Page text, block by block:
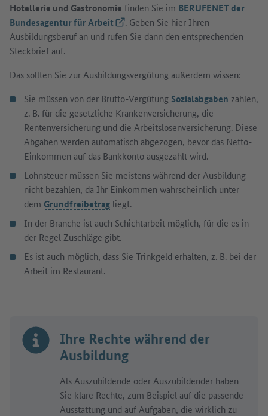
Hotellerie und Gastronomie finden Sie im BERUFENET der
Bundesagentur für Arbeit(Externer Link)
. Geben Sie hier Ihren
Ausbildungsberuf an und rufen Sie dann den entsprechenden
Steckbrief auf.
Das sollten Sie zur Ausbildungsvergütung außerdem wissen:
Sie müssen von der Brutto-Vergütung Sozialabgaben zahlen,
z. B. für die gesetzliche Krankenversicherung, die
Rentenversicherung und die Arbeitslosenversicherung. Diese
Abgaben werden automatisch abgezogen, bevor das Netto-
Einkommen auf das Bankkonto ausgezahlt wird.
Lohnsteuer müssen Sie meistens während der Ausbildung
nicht bezahlen, da Ihr Einkommen wahrscheinlich unter
dem Grundfreibetrag liegt.
In der Branche ist auch Schichtarbeit möglich, für die es in
der Regel Zuschläge gibt.
Es ist auch möglich, dass Sie Trinkgeld erhalten, z. B. bei der
Arbeit im Restaurant.
Ihre Rechte während der
Ausbildung
Als Auszubildende oder Auszubildender haben
Sie klare Rechte, zum Beispiel auf die passende
Ausstattung und auf Aufgaben, die wirklich zu